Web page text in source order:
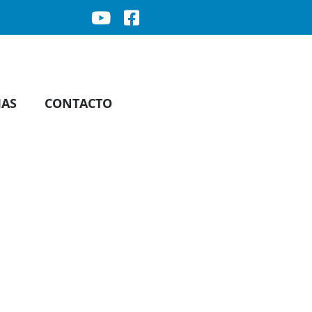
CONTACTO